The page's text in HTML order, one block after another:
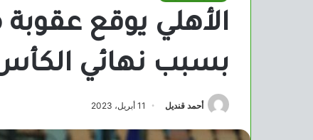
الأهلي يوقع
بسبب نهائي
أحمد قنديل 11 أبريل، 2023